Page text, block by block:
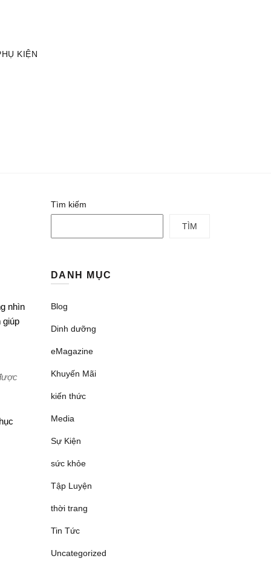
KIỆN
nhìn
giúp
Tìm kiếm
TÌM
DANH MỤC
Blog
Dinh dưỡng
eMagazine
Khuyến Mãi
kiến thức
Media
Sự Kiện
sức khỏe
Tập Luyện
thời trang
Tin Tức
Uncategorized